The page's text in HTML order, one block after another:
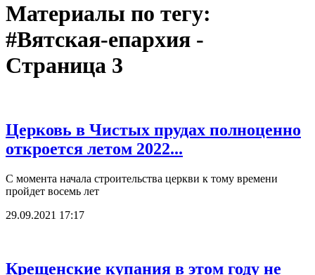
Материалы по тегу:
#Вятская-епархия -
Страница 3
Церковь в Чистых прудах полноценно
откроется летом 2022...
С момента начала строительства церкви к тому времени
пройдет восемь лет
29.09.2021 17:17
Крещенские купания в этом году не